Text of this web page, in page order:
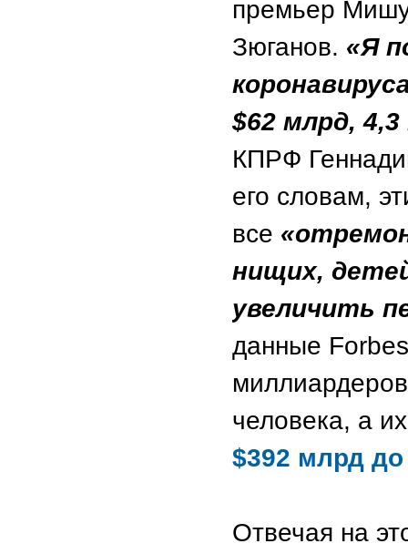
премьер
Зюганов. «Я
$62 млрд,
КПРФ
его словам,
все
нищих,
увеличить
данные
человека, а
$392 млрд
Отвечая на